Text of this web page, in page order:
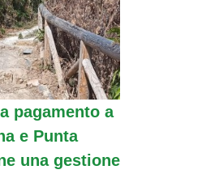
pagamento a
e Punta
una gestione